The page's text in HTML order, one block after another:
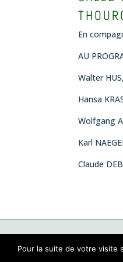
En
AU
Walter HUS,
Hansa
Wolfgang
Karl
Claude
MENTIONS
Pour la suite de votre visite